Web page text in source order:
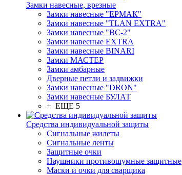
Замки навесные, врезные
Замки навесные "ЕРМАК"
Замки навесные "TLAN EXTRA"
Замки навесные "ВС-2"
Замки навесные EXTRA
Замки навесные BINARI
Замки МАСТЕР
Замки амбарные
Дверные петли и задвижки
Замки навесные "DRON"
Замки навесные БУЛАТ
+ ЕЩЕ 5
Средства индивидуальной защиты
Сигнальные жилеты
Сигнальные ленты
Защитные очки
Наушники противошумные защитные
Маски и очки для сварщика